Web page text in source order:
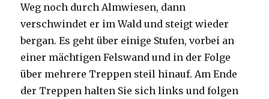
Weg noch durch Almwiesen, dann
verschwindet er im Wald und steigt wieder
bergan. Es geht über einige Stufen, vorbei an
einer mächtigen Felswand und in der Folge
über mehrere Treppen steil hinauf. Am Ende
der Treppen halten Sie sich links und folgen